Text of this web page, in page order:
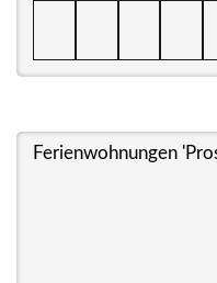
Ferienwohnungen